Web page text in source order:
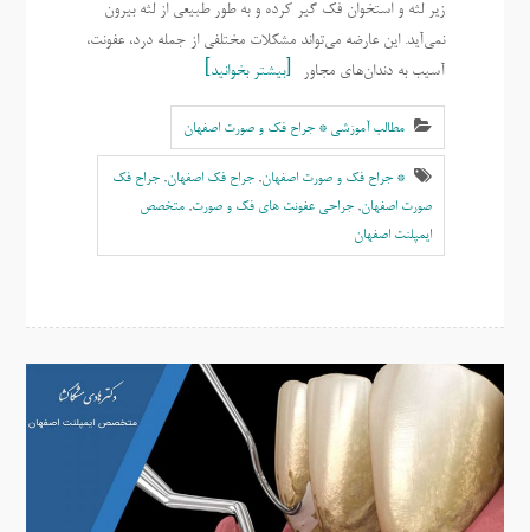
زیر لثه و استخوان فک گیر کرده و به طور طبیعی از لثه بیرون
نمی‌آید. این عارضه می‌تواند مشکلات مختلفی از جمله درد، عفونت،
آسیب به دندان‌های مجاور
بیشتر بخوانید
مطالب آموزشی * جراح فک و صورت اصفهان
* جراح فک و صورت اصفهان, جراح فک اصفهان, جراح فک
صورت اصفهان, جراحی عفونت های فک و صورت, متخصص
ایمپلنت اصفهان